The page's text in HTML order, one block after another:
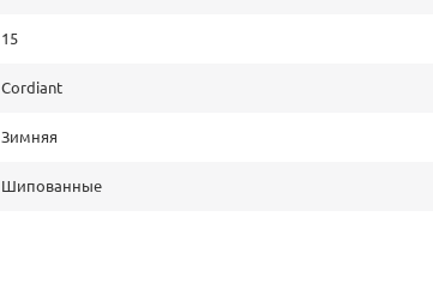
15
Cordiant
Зимняя
Шипованные